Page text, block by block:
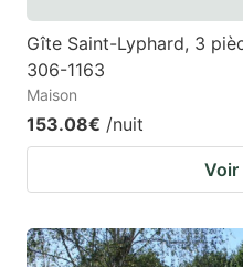
Gîte Saint-Lyphard, 3
306-1163
Maison
153.08€ /nuit
Voir